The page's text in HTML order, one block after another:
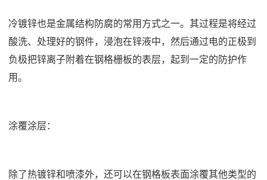
冷镀锌也是金属结构防腐的常用方式之一。其过程是将经过
酸洗、处理好的钢件，浸泡在锌液中，然后通过电的正极到
负极把锌离子附着在钢格栅板的表层，起到一定的防护作
用。
涂覆涂层：
除了热镀锌和喷漆外，还可以在钢格板表面涂覆其他类型的